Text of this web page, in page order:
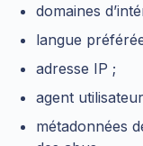
domaines
langue
adresse IP ;
agent
métadonnées